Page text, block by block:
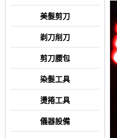
美髮剪刀
剃刀削刀
剪刀腰包
染髮工具
燙捲工具
儀器設備